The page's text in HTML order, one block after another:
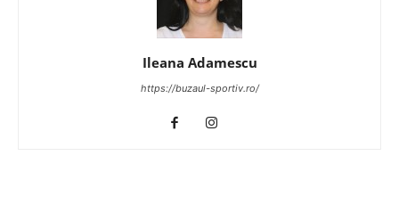
Ileana Adamescu
https://buzaul-sportiv.ro/